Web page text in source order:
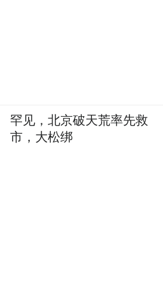
罕见，北京破天荒率先救
市，大松绑